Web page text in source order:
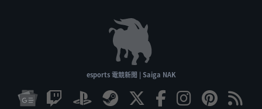
esports 電競新聞 | Saiga NAK